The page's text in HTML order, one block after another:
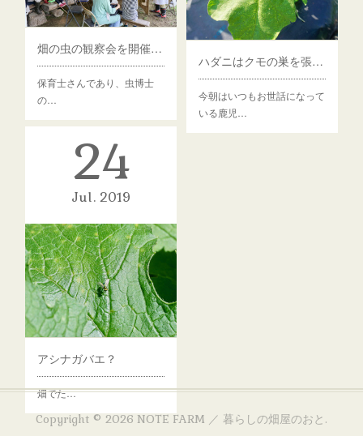
畑の虫の観察会を開催しました〜
保育士さんであり、虫博士
の…
ハダニはクモの巣を張って農薬を防ぐ！？
今朝はいつもお世話になって
いる鹿児…
24
Jul 2019
アシナガバエ？
畑でた…
Copyright © 2026 NOTE FARM ／ 暮らしの畑屋のおと .